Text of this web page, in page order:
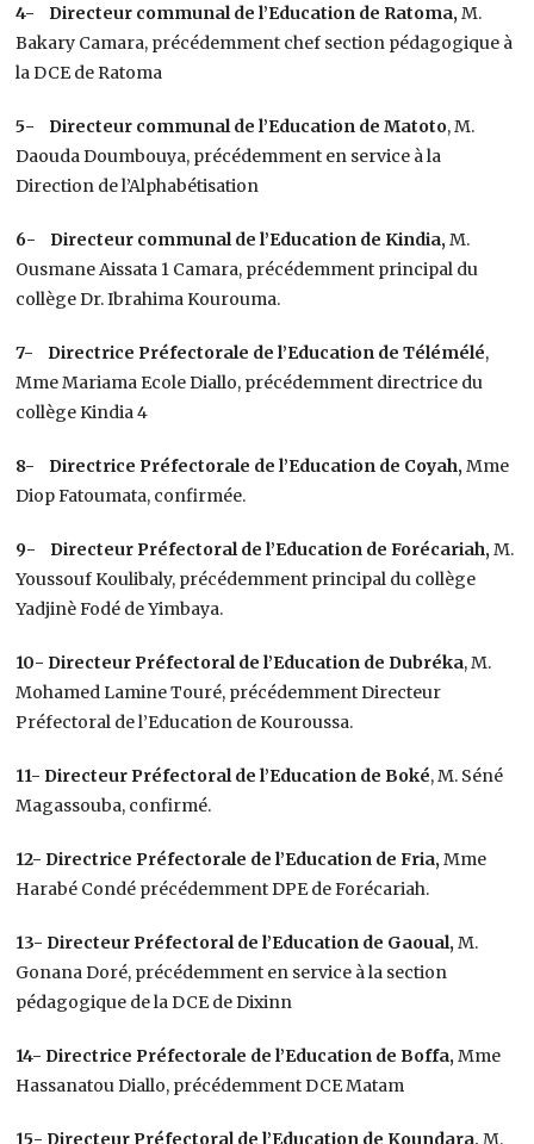
4- Directeur communal de l’Education de Ratoma, M.
Bakary Camara, précédemment chef section pédagogique à
la DCE de Ratoma
5- Directeur communal de l’Education de Matoto, M.
Daouda Doumbouya, précédemment en service à la
Direction de l’Alphabétisation
6- Directeur communal de l’Education de Kindia, M.
Ousmane Aissata 1 Camara, précédemment principal du
collège Dr. Ibrahima Kourouma.
7- Directrice Préfectorale de l’Education de Télémélé,
Mme Mariama Ecole Diallo, précédemment directrice du
collège Kindia 4
8- Directrice Préfectorale de l’Education de Coyah, Mme
Diop Fatoumata, confirmée.
9- Directeur Préfectoral de l’Education de Forécariah, M.
Youssouf Koulibaly, précédemment principal du collège
Yadjinè Fodé de Yimbaya.
10- Directeur Préfectoral de l’Education de Dubréka, M.
Mohamed Lamine Touré, précédemment Directeur
Préfectoral de l’Education de Kouroussa.
11- Directeur Préfectoral de l’Education de Boké, M. Séné
Magassouba, confirmé.
12- Directrice Préfectorale de l’Education de Fria, Mme
Harabé Condé précédemment DPE de Forécariah.
13- Directeur Préfectoral de l’Education de Gaoual, M.
Gonana Doré, précédemment en service à la section
pédagogique de la DCE de Dixinn
14- Directrice Préfectorale de l’Education de Boffa, Mme
Hassanatou Diallo, précédemment DCE Matam
15- Directeur Préfectoral de l’Education de Koundara, M.